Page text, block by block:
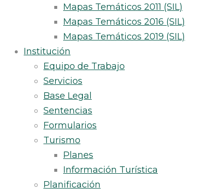
Mapas Temáticos 2011 (SIL)
Mapas Temáticos 2016 (SIL)
Mapas Temáticos 2019 (SIL)
Institución
Equipo de Trabajo
Servicios
Base Legal
Sentencias
Formularios
Turismo
Planes
Información Turística
Planificación